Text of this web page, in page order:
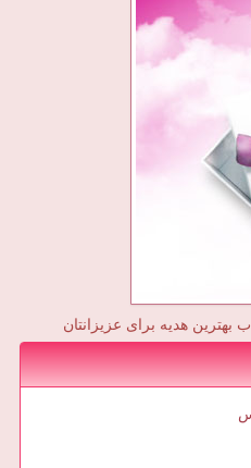
بهترین هدیه برای عزیزانتان